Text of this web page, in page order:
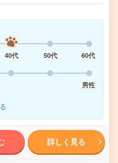
40代 50代
60代
男性
詳しく見る